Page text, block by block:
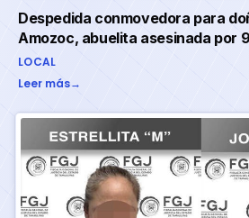
Despedida conmovedora para
Amozoc, abuelita asesinada
LOCAL
Leer más→